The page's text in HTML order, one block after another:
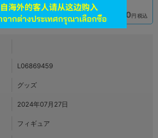
7,790 円 税込 在庫あり 7,790 円 税込
L06869459
グッズ
2024年07月27日
フィギュア